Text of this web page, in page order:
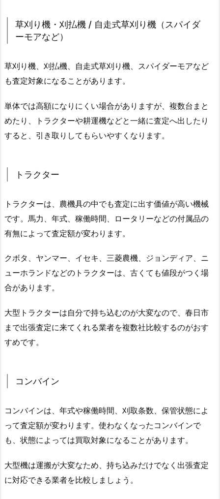
草刈り機・刈払機 / 自走式草刈り機（スパイダ
ーモアなど）
草刈り機、刈払機、自走式草刈り機、スパイダーモアなど
も査定対象になることがあります。
単体では高額になりにくい場合がありますが、複数台まと
めたり、トラクターや耕運機などと一緒に査定へ出したり
すると、引き取りしてもらいやすくなります。
トラクター
トラクターは、農機具の中でも査定に出す価値が高い機械
です。馬力、年式、稼働時間、ロータリーなどの付属品の
有無によって査定額が変わります。
クボタ、ヤンマー、イセキ、三菱農機、ジョンディア、ニ
ューホランドなどのトラクターは、古くても値段がつく場
合があります。
大型トラクターは自分で持ち込むのが大変なので、春日市
まで出張査定に来てくれる業者を複数社比較するのがおす
すめです。
コンバイン
コンバインは、年式や稼働時間、刈取条数、保管状態によ
って査定額が変わります。使わなくなったコンバインで
も、状態によっては買取対象になることがあります。
大型機は運搬が大変なため、持ち込みだけでなく出張査定
に対応できる業者を比較しましょう。